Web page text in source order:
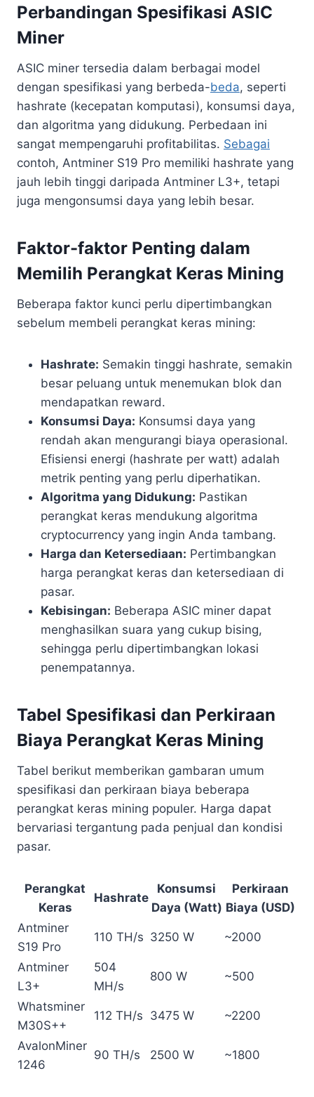
Perbandingan Spesifikasi ASIC
Miner
ASIC miner tersedia dalam berbagai model
dengan spesifikasi yang berbeda-beda, seperti
hashrate (kecepatan komputasi), konsumsi daya,
dan algoritma yang didukung. Perbedaan ini
sangat mempengaruhi profitabilitas. Sebagai
contoh, Antminer S19 Pro memiliki hashrate yang
jauh lebih tinggi daripada Antminer L3+, tetapi
juga mengonsumsi daya yang lebih besar.
Faktor-faktor Penting dalam
Memilih Perangkat Keras Mining
Beberapa faktor kunci perlu dipertimbangkan
sebelum membeli perangkat keras mining:
Hashrate: Semakin tinggi hashrate, semakin
besar peluang untuk menemukan blok dan
mendapatkan reward.
Konsumsi Daya: Konsumsi daya yang
rendah akan mengurangi biaya operasional.
Efisiensi energi (hashrate per watt) adalah
metrik penting yang perlu diperhatikan.
Algoritma yang Didukung: Pastikan
perangkat keras mendukung algoritma
cryptocurrency yang ingin Anda tambang.
Harga dan Ketersediaan: Pertimbangkan
harga perangkat keras dan ketersediaan di
pasar.
Kebisingan: Beberapa ASIC miner dapat
menghasilkan suara yang cukup bising,
sehingga perlu dipertimbangkan lokasi
penempatannya.
Tabel Spesifikasi dan Perkiraan
Biaya Perangkat Keras Mining
Tabel berikut memberikan gambaran umum
spesifikasi dan perkiraan biaya beberapa
perangkat keras mining populer. Harga dapat
bervariasi tergantung pada penjual dan kondisi
pasar.
Perangkat
Keras
Hashrate
Konsumsi
Daya (Watt)
Perkiraan
Biaya (USD)
Antminer
S19 Pro
110 TH/s 3250 W ~2000
Antminer
L3+
504
MH/s
800 W ~500
Whatsminer
M30S++
112 TH/s 3475 W ~2200
AvalonMiner
1246
90 TH/s 2500 W ~1800